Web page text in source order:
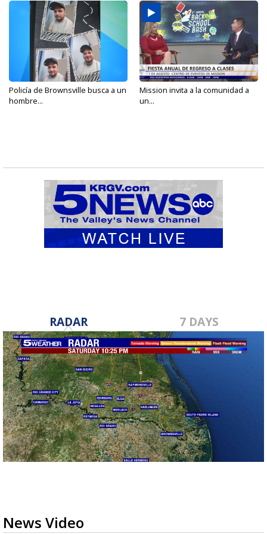
Policía de Brownsville busca a un
hombre...
Mission invita a la comunidad a
un...
RADAR 7 DAYS
News Video